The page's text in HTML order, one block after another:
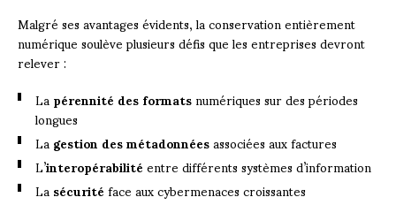
Malgré ses avantages évidents, la conservation entièrement
numérique soulève plusieurs défis que les entreprises devront
relever :
Lapérennité des formatsnumériques sur des périodes
longues
Lagestion des métadonnéesassociées aux factures
L’interopérabilitéentre différents systèmes d’information
Lasécuritéface aux cybermenaces croissantes